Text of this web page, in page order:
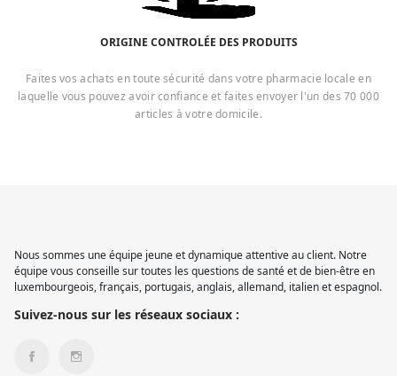
ORIGINE CONTROLÉE DES PRODUITS
Faites vos achats en toute sécurité dans votre pharmacie locale en
laquelle vous pouvez avoir confiance et faites envoyer l'un des 70 000
articles à votre domicile.
Nous sommes une équipe jeune et dynamique attentive au client. Notre
équipe vous conseille sur toutes les questions de santé et de bien-être en
luxembourgeois, français, portugais, anglais, allemand, italien et espagnol.
Suivez-nous sur les réseaux sociaux :